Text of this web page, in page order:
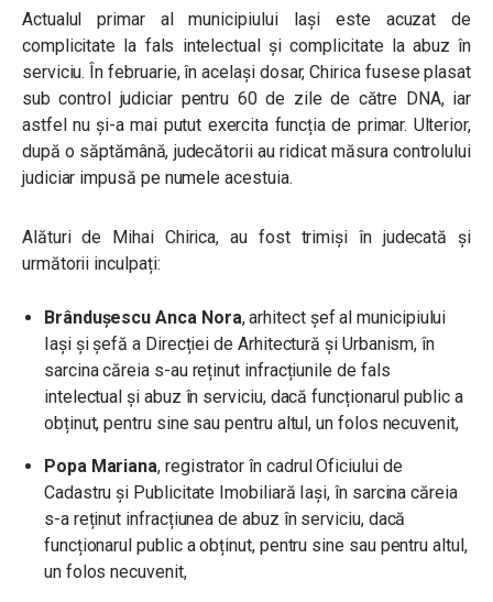
Actualul primar al municipiului Iași este acuzat de
complicitate la fals intelectual și complicitate la abuz în
serviciu. În februarie, în același dosar, Chirica fusese plasat
sub control judiciar pentru 60 de zile de către DNA, iar
astfel nu și-a mai putut exercita funcția de primar. Ulterior,
după o săptămână, judecătorii au ridicat măsura controlului
judiciar impusă pe numele acestuia.
Alături de Mihai Chirica,au fost trimiși în judecată și
următorii inculpați:
Brândușescu Anca Nora, arhitect șef al municipiului
Iași și șefă a Direcției de Arhitectură și Urbanism, în
sarcina căreia s-au reținut infracțiunile de fals
intelectual și abuz în serviciu, dacă funcționarul public a
obținut, pentru sine sau pentru altul, un folos necuvenit,
Popa Mariana, registrator în cadrul Oficiului de
Cadastru și Publicitate Imobiliară Iași, în sarcina căreia
s-a reținut infracțiunea de abuz în serviciu, dacă
funcționarul public a obținut, pentru sine sau pentru altul,
un folos necuvenit,